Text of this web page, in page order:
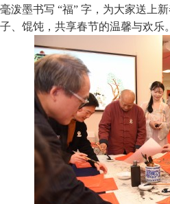
毫泼墨书写 “福” 字，为大家送上
子、馄饨，共享春节的温馨与欢乐。